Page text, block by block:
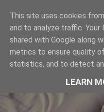
SER MODELO
This site uses cookies
and to analyze traffic. Your
shared with Google along
metrics to ensure quality
statistics, and to detect
LEARN